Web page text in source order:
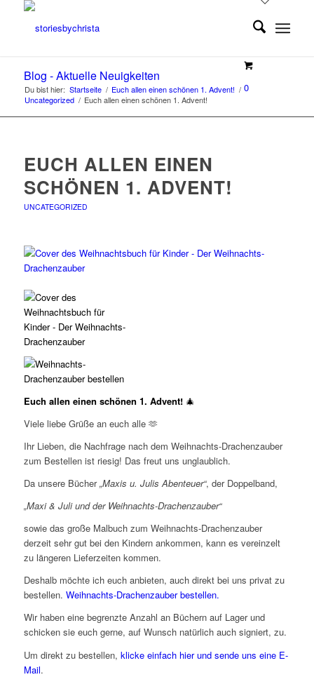
0
Blog - Aktuelle Neuigkeiten
Du bist hier: Startseite / Euch allen einen schönen 1. Advent! /
Uncategorized / Euch allen einen schönen 1. Advent!
EUCH ALLEN EINEN
SCHÖNEN 1. ADVENT!
UNCATEGORIZED
Euch allen einen schönen 1. Advent!🎄
Viele liebe Grüße an euch alle 🫶
Ihr Lieben, die Nachfrage nach dem Weihnachts-Drachenzauber
zum Bestellen ist riesig! Das freut uns unglaublich.
Da unsere Bücher„Maxis u. Julis Abenteuer“, der Doppelband,
„Maxi & Juli und der Weihnachts-Drachenzauber“
sowie das große Malbuch zum Weihnachts-Drachenzauber
derzeit sehr gut bei den Kindern ankommen, kann es vereinzelt
zu längeren Lieferzeiten kommen.
Deshalb möchte ich euch anbieten, auch direkt bei uns privat zu
bestellen. Weihnachts-Drachenzauber bestellen.
Wir haben eine begrenzte Anzahl an Büchern auf Lager und
schicken sie euch gerne, auf Wunsch natürlich auch signiert, zu.
Um direkt zu bestellen, klicke einfach hier und sende uns eine E-
Mail.